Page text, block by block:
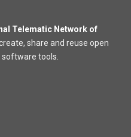
Telematic Network of
share and reuse open
tools.